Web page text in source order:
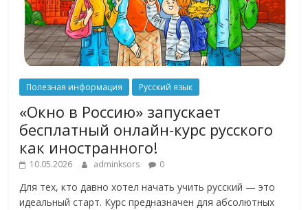
Полезная информация Русский язык
«Окно в Россию» запускает
бесплатный онлайн-курс русского
как иностранного!
10.05.2026 adminksors 0
Для тех, кто давно хотел начать учить русский — это
идеальный старт. Курс предназначен для абсолютных